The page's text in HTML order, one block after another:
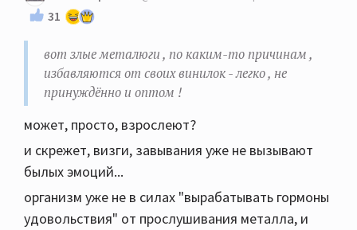
31
вот злые металюги , по каким-то причинам ,
избавляются от своих винилок - легко , не
принуждённо и оптом !
может, просто, взрослеют?
и скрежет, визги, завывания уже не вызывают
былых эмоций...
организм уже не в силах "вырабатывать гормоны
удовольствия" от прослушивания металла, и